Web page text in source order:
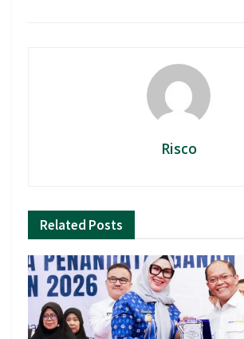
Risco
Related Posts